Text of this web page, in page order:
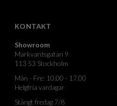
KONTAKT
Showroom
Markvardsgatan 9
113 53 Stockholm
Mån - Fre: 10.00 - 17.00
Helgfria vardagar
Stängt fredag 7/8